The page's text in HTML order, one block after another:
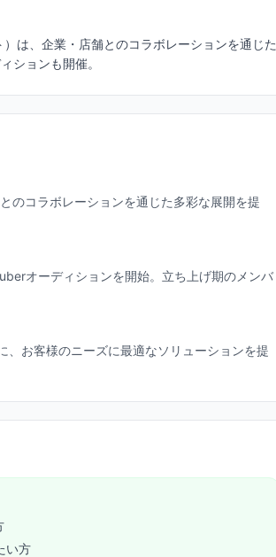
は、企業・店舗とのコラボレーションを通じた
ションも開催。
のコラボレーションを通じた多彩な展開を提
オーディションを開始。立ち上げ期のメンバ
、お客様のニーズに最適なソリューションを提
い方